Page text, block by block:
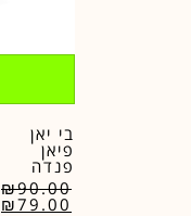
בי יאן
פיאן
פנדה
₪90.00
₪79.00